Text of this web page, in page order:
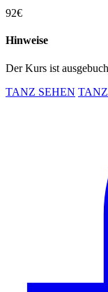
92€
Hinweise
Der Kurs ist
TANZ SEHEN